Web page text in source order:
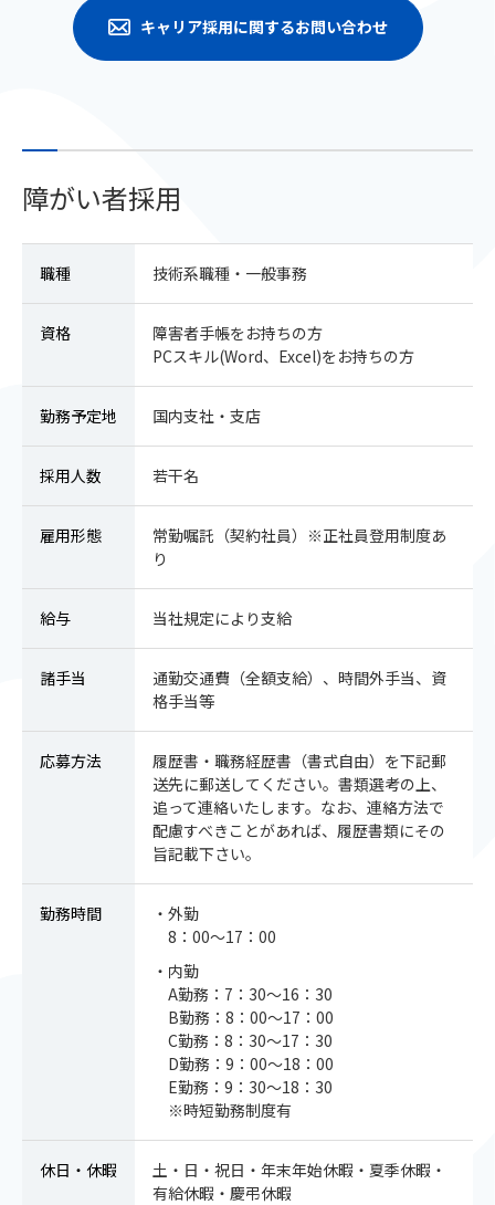
キャリア採用に関するお問い合わせ
障がい者採用
職種 技術系職種・一般事務
資格
障害者手帳をお持ちの方
PCスキル(Word、Excel)をお持ちの方
勤務予定地 国内支社・支店
採用人数 若干名
雇用形態
常勤嘱託（契約社員）※正社員登用制度あ
り
給与 当社規定により支給
諸手当
通勤交通費（全額支給）、時間外手当、資
格手当等
応募方法
履歴書・職務経歴書（書式自由）を下記郵
送先に郵送してください。書類選考の上、
追って連絡いたします。なお、連絡方法で
配慮すべきことがあれば、履歴書類にその
旨記載下さい。
勤務時間
・外勤
8：00～17：00
・内勤
A勤務：7：30～16：30
B勤務：8：00～17：00
C勤務：8：30～17：30
D勤務：9：00～18：00
E勤務：9：30～18：30
※時短勤務制度有
休日・休暇
土・日・祝日・年末年始休暇・夏季休暇・
有給休暇・慶弔休暇